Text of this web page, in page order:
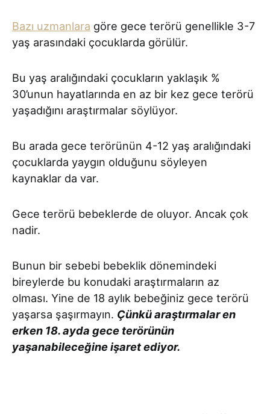
Bazı uzmanlara göre gece terörü genellikle 3-7
yaş arasındaki çocuklarda görülür.
Bu yaş aralığındaki çocukların yaklaşık %
30’unun hayatlarında en az bir kez gece terörü
yaşadığını araştırmalar söylüyor.
Bu arada gece terörünün 4-12 yaş aralığındaki
çocuklarda yaygın olduğunu söyleyen
kaynaklar da var.
Gece terörü bebeklerde de oluyor. Ancak çok
nadir.
Bunun bir sebebi bebeklik dönemindeki
bireylerde bu konudaki araştırmaların az
olması. Yine de 18 aylık bebeğiniz gece terörü
yaşarsa şaşırmayın. Çünkü araştırmalar en
erken 18. ayda gece terörünün
yaşanabileceğine işaret ediyor.